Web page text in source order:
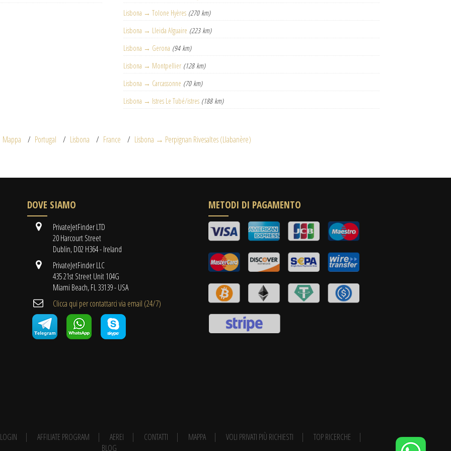
Lisbona → Tolone Hyères (270 km)
Lisbona → Lleida Alguaire (223 km)
Lisbona → Gerona (94 km)
Lisbona → Montpellier (128 km)
Lisbona → Carcassonne (70 km)
Lisbona → Istres Le Tubé/istres (188 km)
Mappa Portugal Lisbona France Lisbona → Perpignan Rivesaltes (Llabanère)
DOVE SIAMO
PrivateJetFinder LTD
20 Harcourt Street
Dublin, D02 H364 - Ireland
PrivateJetFinder LLC
435 21st Street Unit 104G
Miami Beach, FL 33139 - USA
Clicca qui per contattarci via email (24/7)
METODI DI PAGAMENTO
AFFILIATE PROGRAM AEREI CONTATTI MAPPA VOLI PRIVATI PIÙ RICHIESTI
TOP RICERCHE
BLOG